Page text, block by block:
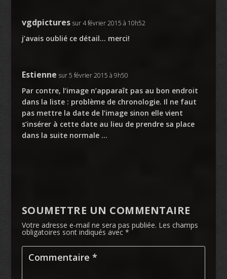
vgdpictures sur 4 février 2015 à 10h52
j’avais oublié ce détail… merci!
Estienne sur 5 février 2015 à 9h50
Par contre, l’image n’apparaît pas au bon endroit
dans la liste : problème de chronologie. Il ne faut
pas mettre la date de l’image sinon elle vient
s’insérer à cette date au lieu de prendre sa place
dans la suite normale …
SOUMETTRE UN COMMENTAIRE
Votre adresse e-mail ne sera pas publiée. Les champs
obligatoires sont indiqués avec *